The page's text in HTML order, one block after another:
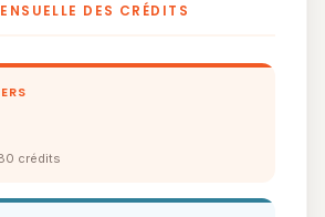
DES CRÉDITS
crédits